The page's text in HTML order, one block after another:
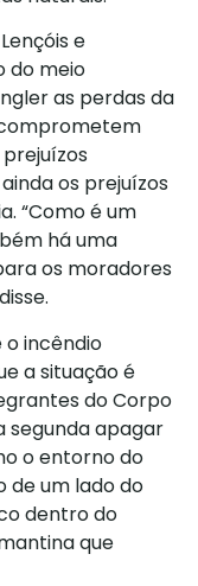
e
do meio
as perdas da
os prejuízos
“Como é um
há uma
os moradores
o incêndio
a situação é
do Corpo
segunda apagar
o entorno do
de um lado do
dentro do
que